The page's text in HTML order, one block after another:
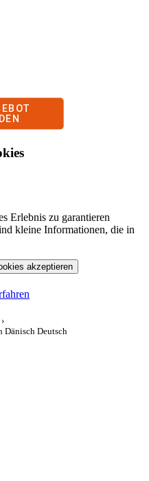
Dänisch Deutsch
Erlebnis zu garantieren
kleine Informationen, die in
akzeptieren